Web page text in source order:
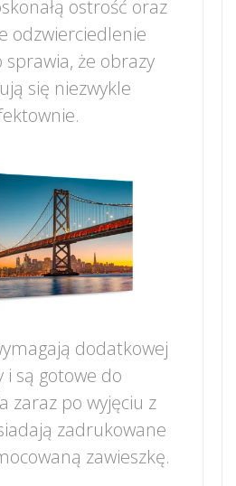
ostrość oraz
odzwierciedlenie
sprawia, że obrazy
się niezwykle
dodatkowej
i są gotowe do
zaraz po wyjęciu z
zadrukowane
zawieszkę.